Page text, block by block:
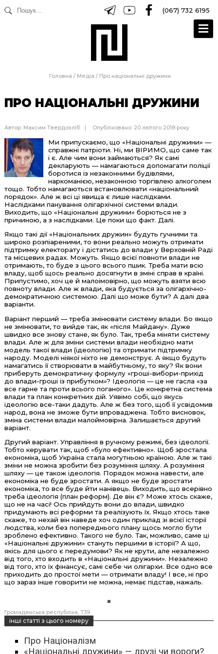
(067) 732 6195
Головна / Медіа / Про національні дружини
ПРО НАЦІОНАЛЬНІ ДРУЖИНИ
Автор: Максим Твердохліб Опубліковано: 20 лютого 2018 року
Ми припускаємо, що «Національні дружини» —
справжні патріоти. Ні, ми ВІРИМО, що саме так
і є. Але чим вони займаються? Як самі
декларують — намагаються допомагати поліції
боротися із незаконними будівлями,
наркоманією, незаконною торгівлею алкоголем
тощо. Тобто намагаються встановлювати «національний
порядок». Але ж всі ці явища є лише наслідками.
Наслідками панування олігархічної системи влади.
Виходить, що «Національні дружини» борються не з
причиною, а з наслідками. Це поки що факт. Далі.
Якщо такі дії «Національних дружин» будуть гучними та
широко розпіареними, то вони реально можуть отримати
підтримку електорату і дістатись до влади у Верховній Раді
та місцевих радах. Можуть. Якщо всієї повноти влади не
отримають, то буде з цього всього пшик. Треба мати всю
владу, щоб щось реально досягнути в зміні справ в країні.
Припустимо, хоч це й малоімовірно, що можуть взяти всю
повноту влади. Але ж влади, яка будується за олігархічно-
демократичною системою. Далі що може бути? А далі два
варіанти.
Варіант перший — треба змінювати систему влади. Бо якщо
не змінювати, то вийде так, як «після Майдану». Дуже
швидко все знову стане, як було. Так, треба міняти систему
влади. Але ж для зміни системи влади необхідно мати
модель такої влади (ідеологію) та отримати підтримку
народу. Моделі ніякої ніхто не демонструє. А якщо будуть
намагатись її створювати в майбутньому, то яку? Як вони
приберуть демократичну формулу «гроші-вибори-прихід
до влади-гроші із прибутком»? Ідеологія — це не гасла «за
все гарне та проти всього поганого». Це конкретна система
влади та план конкретних дій. Уявімо собі, що якусь
ідеологію все-таки дадуть. Але ж без того, щоб її усвідомив
народ, вона не зможе бути впроваджена. Тобто висновок,
зміна системи влади малоймовірна. Залишається другий
варіант.
Другий варіант. Управління в ручному режимі, без ідеології.
Тобто керувати так, щоб «було ефективно». Щоб зростала
економіка, щоб Україна стала могутньою країною. Але ж такі
зміни не можна зробити без розуміння шляху. А розуміння
шляху — це також ідеологія. Порядок можна навести, але
економіка не буде зростати. А якщо не буде зростати
економіка, то все буде йти нанівець. Виходить, що всерівно
треба ідеологія (план реформ). Де він є? Може хтось скаже,
що не на часі! Ось прийдуть вони до влади, швидко
придумають всі реформи та реалізують їх. Якщо хтось таке
скаже, то нехай він наведе хоч один приклад зі всієї історії
людства, коли без попереднього плану щось могло бути
зроблено ефективно. Такого не було. Так, можливо, саме ці
«Національні дружини» стануть першими в історії? А що,
якісь для цього є передумови? Як не крути, але незалежно
від того, хто входить в «Національні дружини». Незалежно
від того, хто їх фінансує, самі себе чи олігархи. Все одно все
приходить до простої мети — отримати владу! І все, ні про
що зараз інше говорити не можна, немає підстав, нажаль.
Громадянська республіка 739
інші статті з цього номеру
Про Націоналізм
«Національні дружини» — друзі чи вороги?